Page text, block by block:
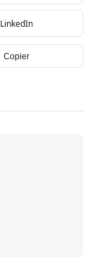
LinkedIn
Copier